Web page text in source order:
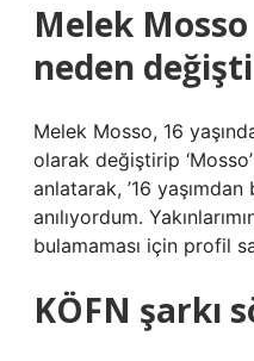
Melek Mosso
neden
Melek Mosso, 16
olarak değiştirip
anlatarak, ’16
anılıyordum.
bulamaması için profil
KÖFN şarkı